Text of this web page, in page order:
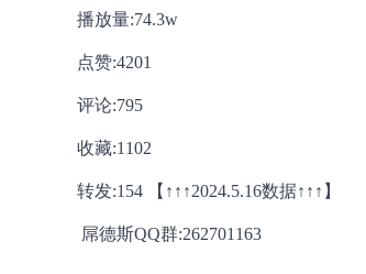
转发:154 【↑↑↑2024.5.16数据↑↑↑】
屌德斯QQ群:262701163